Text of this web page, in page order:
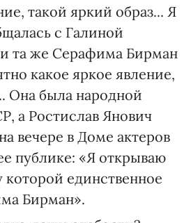
такой яркий образ... Я
с Галиной
та же Серафима Бирман
какое яркое явление,
Она была народной
а Ростислав Янович
вечере в Доме актеров
публике: «Я открываю
которой единственное
Бирман».